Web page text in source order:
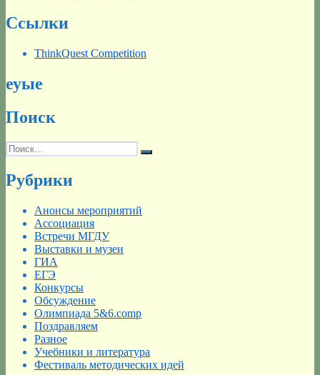
Ссылки
ThinkQuest Competition
еуые
Поиск
Искать:
Поиск
Рубрики
Анонсы мероприятий
Ассоциация
Встречи МГДУ
Выставки и музеи
ГИА
ЕГЭ
Конкурсы
Обсуждение
Олимпиада 5&6.comp
Поздравляем
Разное
Учебники и литература
Фестиваль методических идей